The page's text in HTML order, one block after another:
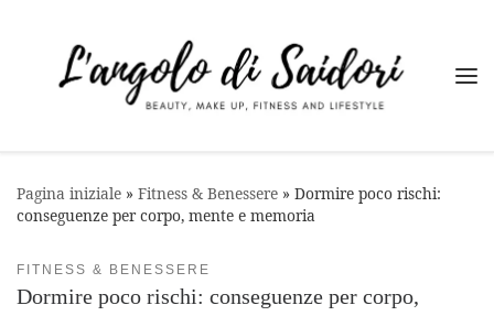
Pagina iniziale » Fitness & Benessere » Dormire poco rischi:
conseguenze per corpo, mente e memoria
FITNESS & BENESSERE
Dormire poco rischi: conseguenze per corpo,